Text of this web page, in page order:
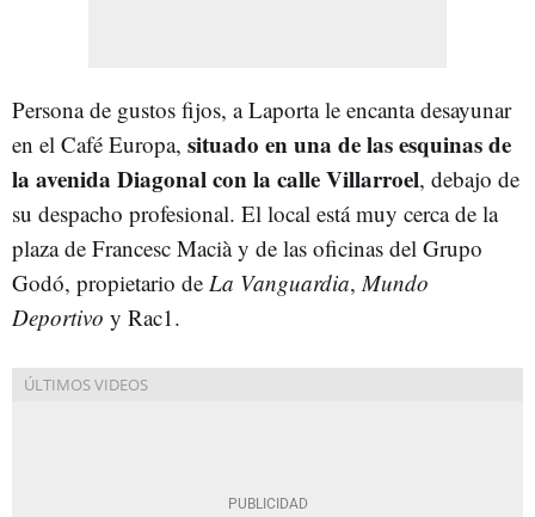
Persona de gustos fijos, a Laporta le encanta desayunar
en el Café Europa, situado en una de las esquinas de
la avenida Diagonal con la calle Villarroel, debajo de
su despacho profesional. El local está muy cerca de la
plaza de Francesc Macià y de las oficinas del Grupo
Godó, propietario de La Vanguardia, Mundo
Deportivo y Rac1.